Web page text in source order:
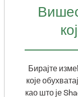
Бирајте
које
као што је